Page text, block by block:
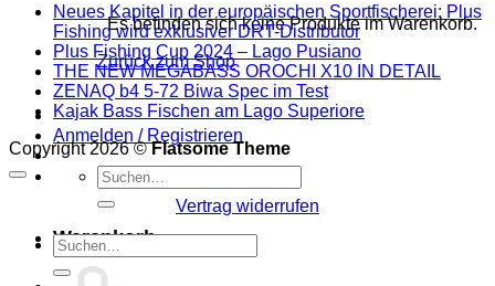
Es befinden sich keine Produkte im Warenkorb.
Zurück zum Shop
Anmelden / Registrieren
Suchen
nach:
Warenkorb
Neues Kapitel in der europäischen Sportfischerei: Plus
Fishing wird exklusiver DRT-Distributor
Plus Fishing Cup 2024 – Lago Pusiano
THE NEW MEGABASS OROCHI X10 IN DETAIL
ZENAQ b4 5-72 Biwa Spec im Test
Kajak Bass Fischen am Lago Superiore
Copyright 2026 ©Flatsome Theme
Vertrag widerrufen
Suchen
nach: